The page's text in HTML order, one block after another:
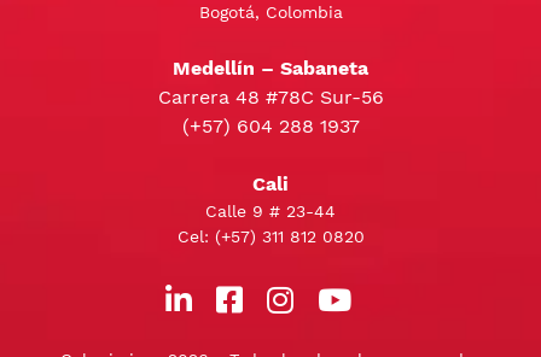
Bogotá, Colombia
Medellín – Sabaneta
Carrera 48 #78C Sur-56
(+57) 604 288 1937
Cali
Calle 9 # 23-44
Cel: (+57) 311 812 0820